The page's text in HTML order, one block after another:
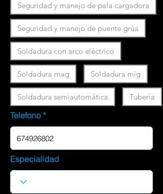
Seguridad y manejo de pala cargadora
Seguridad y manejo de puente grúa
Soldadura con arco eléctrico
Soldadura mag Soldadura mig
Soldadura semiautomática Tubería
Telefono
Especialidad